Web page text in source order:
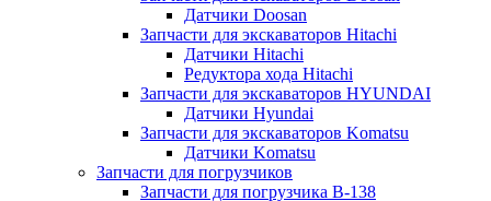
Датчики Doosan
Запчасти для экскаваторов Hitachi
Датчики Hitachi
Редуктора хода Hitachi
Запчасти для экскаваторов HYUNDAI
Датчики Hyundai
Запчасти для экскаваторов Komatsu
Датчики Komatsu
Запчасти для погрузчиков
Запчасти для погрузчика B-138